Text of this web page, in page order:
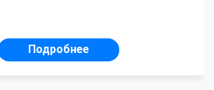
Подробнее